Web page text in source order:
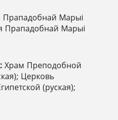
Прападобнай Марыі
Прападобнай Марыі
Храм Преподобной
Церковь
(руская);